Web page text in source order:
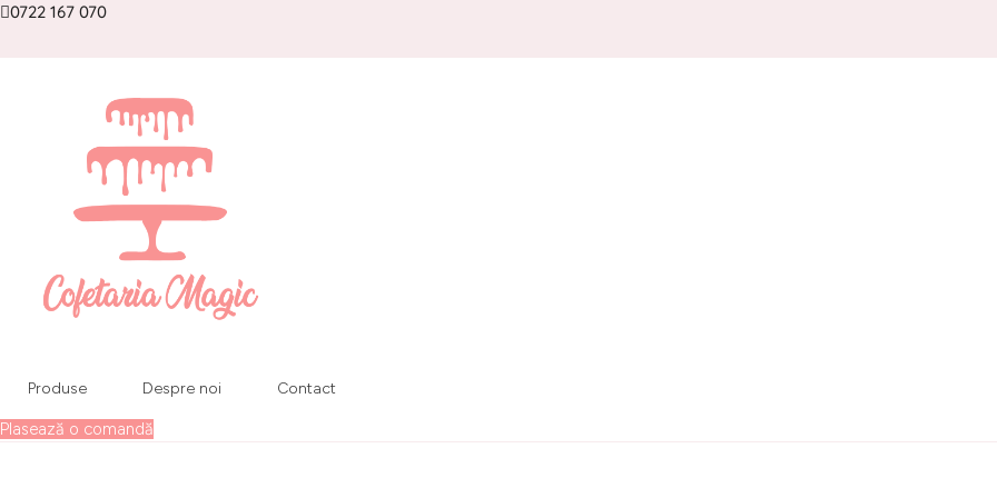
Sari
0722 167 070
Produse Despre noi Contact
Plasează o comandă